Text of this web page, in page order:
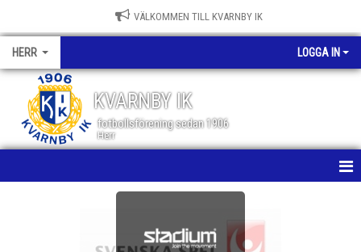
VÄLKOMMEN TILL KVARNBY IK
HERR LOGGA IN
KVARNBY IK
fotbollsförening sedan 1906
Herr